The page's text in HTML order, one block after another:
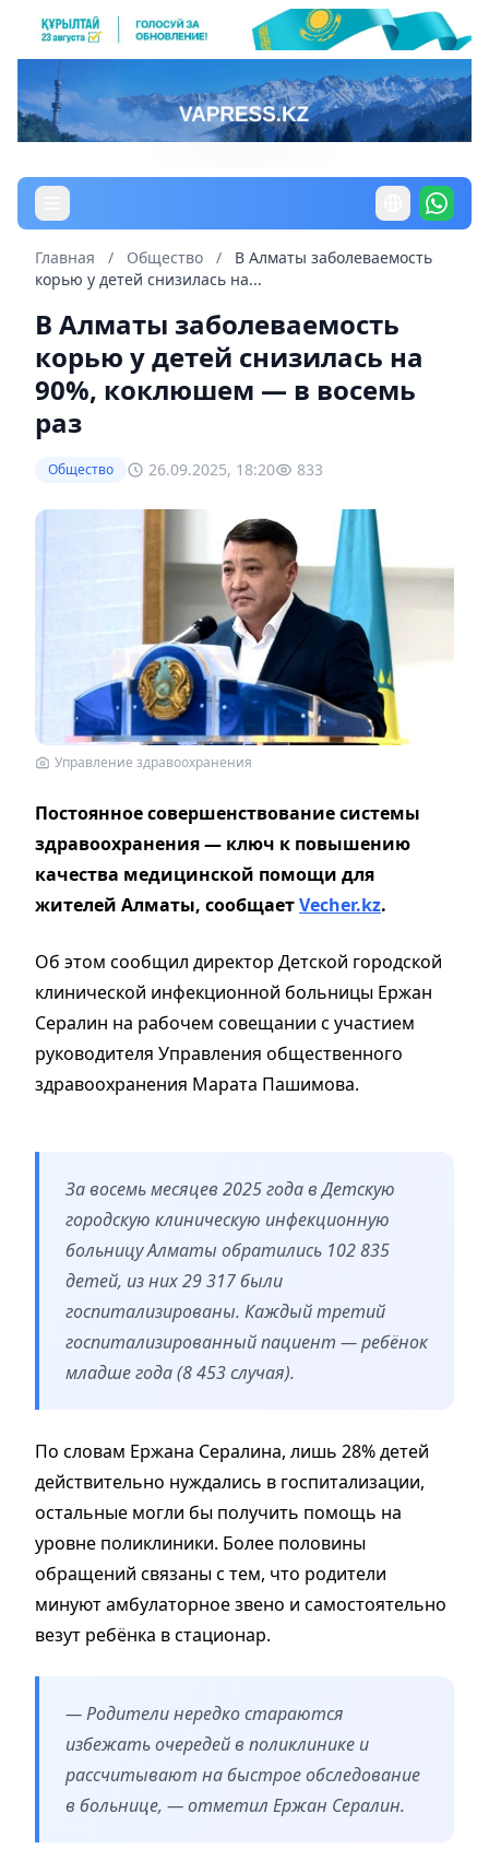
Главная / Общество /
В Алматы заболеваемость
корью у детей снизилась на...
В Алматы заболеваемость
корью у детей снизилась на
90%, коклюшем — в восемь
раз
Общество 26.09.2025, 18:20 833
Управление здравоохранения
Постоянное совершенствование системы
здравоохранения — ключ к повышению
качества медицинской помощи для
жителей Алматы, сообщаетVecher.kz.
Об этом сообщил директор Детской городской
клинической инфекционной больницы Ержан
Сералин на рабочем совещании с участием
руководителя Управления общественного
здравоохранения Марата Пашимова.
За восемь месяцев 2025 года в Детскую
городскую клиническую инфекционную
больницу Алматы обратились 102 835
детей, из них 29 317 были
госпитализированы. Каждый третий
госпитализированный пациент — ребёнок
младше года (8 453 случая).
По словам Ержана Сералина, лишь 28% детей
действительно нуждались в госпитализации,
остальные могли бы получить помощь на
уровне поликлиники. Более половины
обращений связаны с тем, что родители
минуют амбулаторное звено и самостоятельно
везут ребёнка в стационар.
— Родители нередко стараются
избежать очередей в поликлинике и
рассчитывают на быстрое обследование
в больнице, — отметил Ержан Сералин.